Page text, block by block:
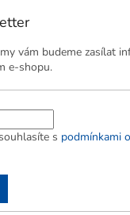
vám budeme zasílat
e-shopu.
s podmínkami